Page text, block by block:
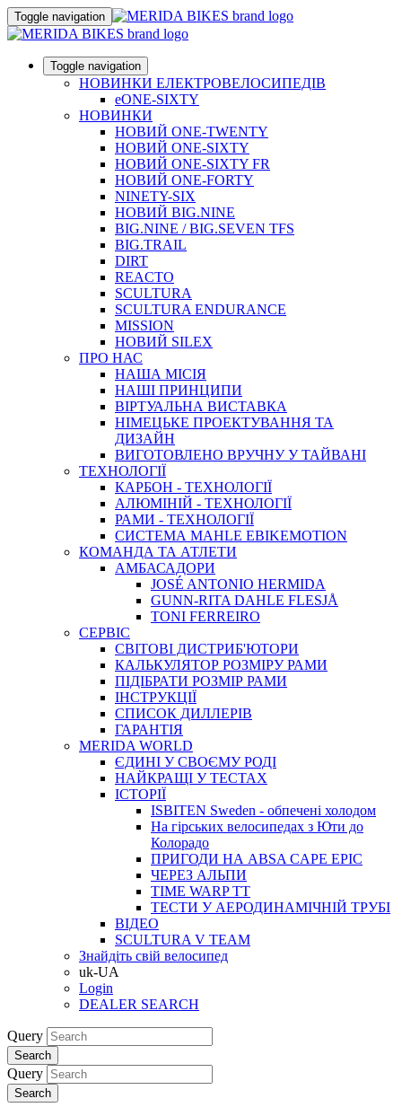
Toggle navigation
Toggle navigation
НОВИНКИ ЕЛЕКТРОВЕЛОСИПЕДІВ
eONE-SIXTY
НОВИНКИ
НОВИЙ ONE-TWENTY
НОВИЙ ONE-SIXTY
НОВИЙ ONE-SIXTY FR
НОВИЙ ONE-FORTY
NINETY-SIX
НОВИЙ BIG.NINE
BIG.NINE / BIG.SEVEN TFS
BIG.TRAIL
DIRT
REACTO
SCULTURA
SCULTURA ENDURANCE
MISSION
НОВИЙ SILEX
ПРО НАС
НАША МICIЯ
НАШI ПРИНЦИПИ
ВIРТУАЛЬНА ВИСТАВКА
НІМЕЦЬКЕ ПРОЕКТУВАННЯ ТА
ДИЗАЙН
ВИГОТОВЛЕНО ВРУЧНУ У ТАЙВАНІ
ТЕХНОЛОГІЇ
КАРБОН - ТЕХНОЛОГІЇ
АЛЮМІНІЙ - ТЕХНОЛОГІЇ
РАМИ - ТЕХНОЛОГІЇ
СИСТЕМА MAHLE EBIKEMOTION
КОМАНДА ТА АТЛЕТИ
АМБАСАДОРИ
JOSÉ ANTONIO HERMIDA
GUNN-RITA DAHLE FLESJÅ
TONI FERREIRO
СЕРВІС
СВІТОВІ ДИСТРИБ'ЮТОРИ
КАЛЬКУЛЯТОР РОЗМIРУ РАМИ
ПІДІБРАТИ РОЗМІР РАМИ
IНСТРУКЦIЇ
СПИСОК ДИЛЛЕРІВ
ГАРАНТIЯ
MERIDA WORLD
ЄДИНI У СВОЄМУ РОДI
НАЙКРАЩІ У ТЕСТАХ
ІСТОРІЇ
ISBITEN Sweden - обпечені холодом
На гірських велосипедах з Юти до
Колорадо
ПРИГОДИ НА ABSA CAPE EPIC
ЧЕРЕЗ АЛЬПИ
TIME WARP TT
ТЕСТИ У АЕРОДИНАМІЧНІЙ ТРУБІ
ВІДЕО
SCULTURA V TEAM
Знайдіть свій велосипед
uk-UA
Login
DEALER SEARCH
Query
Search
Query
Search